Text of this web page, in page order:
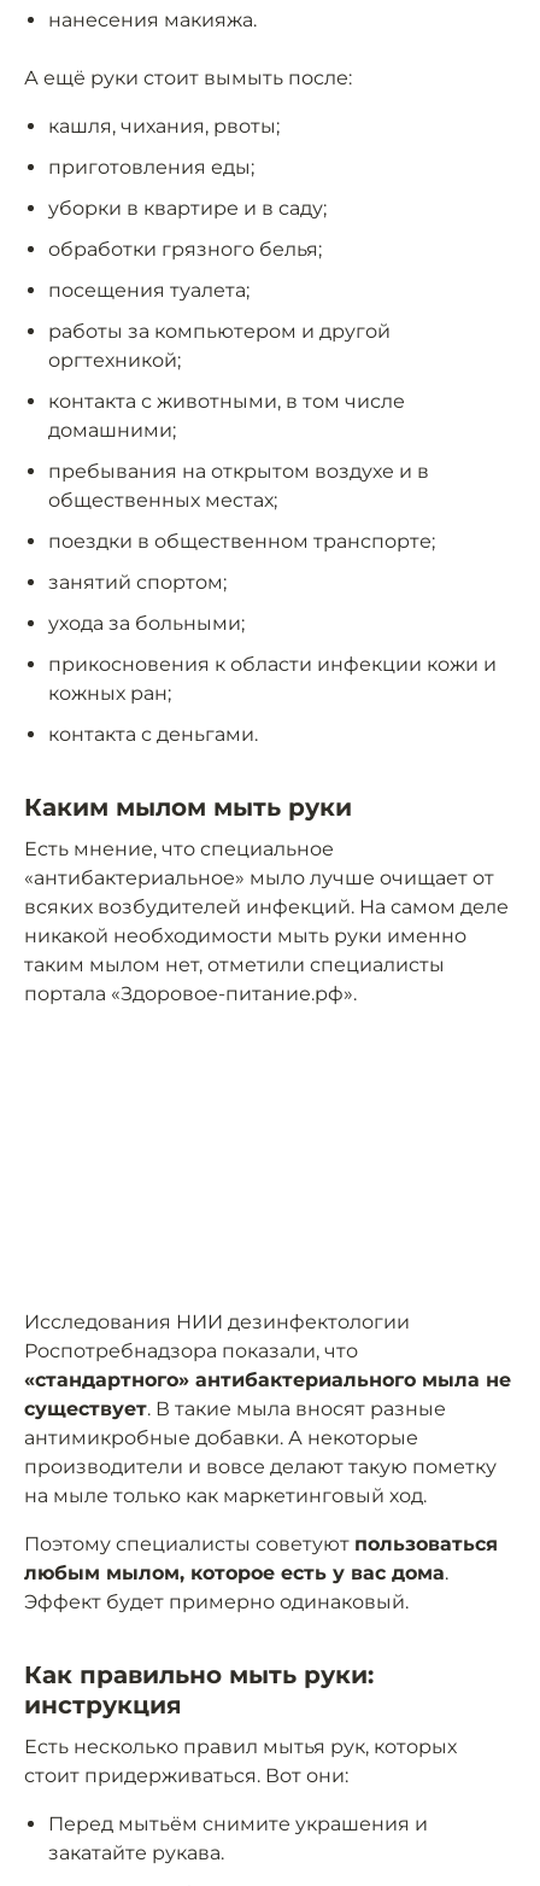
нанесения макияжа.
А ещё руки стоит вымыть после:
кашля, чихания, рвоты;
приготовления еды;
уборки в квартире и в саду;
обработки грязного белья;
посещения туалета;
работы за компьютером и другой
оргтехникой;
контакта с животными, в том числе
домашними;
пребывания на открытом воздухе и в
общественных местах;
поездки в общественном транспорте;
занятий спортом;
ухода за больными;
прикосновения к области инфекции кожи и
кожных ран;
контакта с деньгами.
Каким мылом мыть руки
Есть мнение, что специальное
«антибактериальное» мыло лучше очищает от
всяких возбудителей инфекций. На самом деле
никакой необходимости мыть руки именно
таким мылом нет, отметили специалисты
портала «Здоровое-питание.рф».
Исследования НИИ дезинфектологии
Роспотребнадзора показали, что
«стандартного» антибактериального мыла не
существует. В такие мыла вносят разные
антимикробные добавки. А некоторые
производители и вовсе делают такую пометку
на мыле только как маркетинговый ход.
Поэтому специалисты советуют пользоваться
любым мылом, которое есть у вас дома.
Эффект будет примерно одинаковый.
Как правильно мыть руки:
инструкция
Есть несколько правил мытья рук, которых
стоит придерживаться. Вот они:
Перед мытьём снимите украшения и
закатайте рукава.